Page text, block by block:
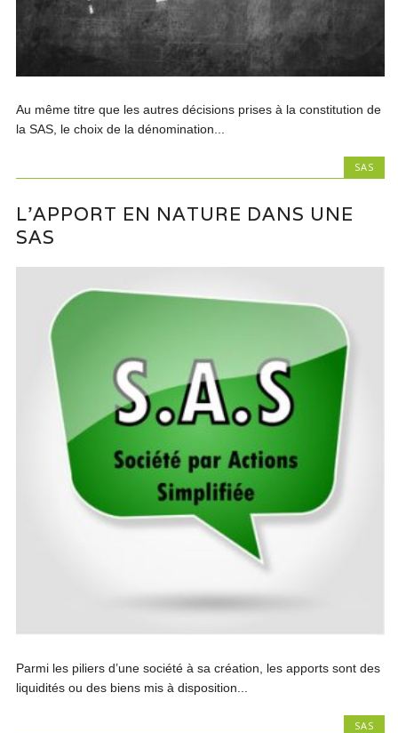
Au même titre que les autres décisions prises à la constitution de
la SAS, le choix de la dénomination...
SAS
L’APPORT EN NATURE DANS UNE
SAS
Parmi les piliers d’une société à sa création, les apports sont des
liquidités ou des biens mis à disposition...
SAS